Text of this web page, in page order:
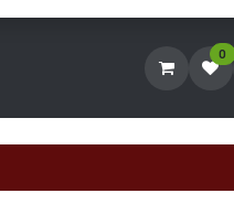
Agendar Visita Técnica
0